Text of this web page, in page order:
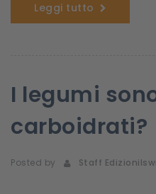
Leggi tutto
I legumi
carboidrati?
Posted by Staff